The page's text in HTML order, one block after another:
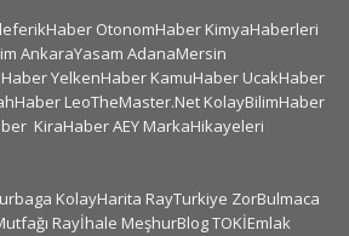
OtonomHaber KimyaHaberleri
AnkaraYasam AdanaMersin
YelkenHaber KamuHaber UcakHaber
LeoTheMaster.Net KolayBilimHaber
KiraHaberAEY MarkaHikayeleri
KolayHarita RayTurkiye ZorBulmaca
Rayİhale MeşhurBlogTOKİEmlak